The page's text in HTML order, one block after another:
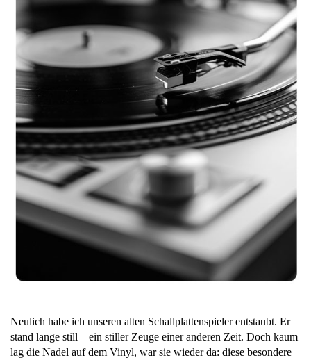
Neulich habe ich unseren alten Schallplattenspieler entstaubt. Er
stand lange still – ein stiller Zeuge einer anderen Zeit. Doch kaum
lag die Nadel auf dem Vinyl, war sie wieder da: diese besondere